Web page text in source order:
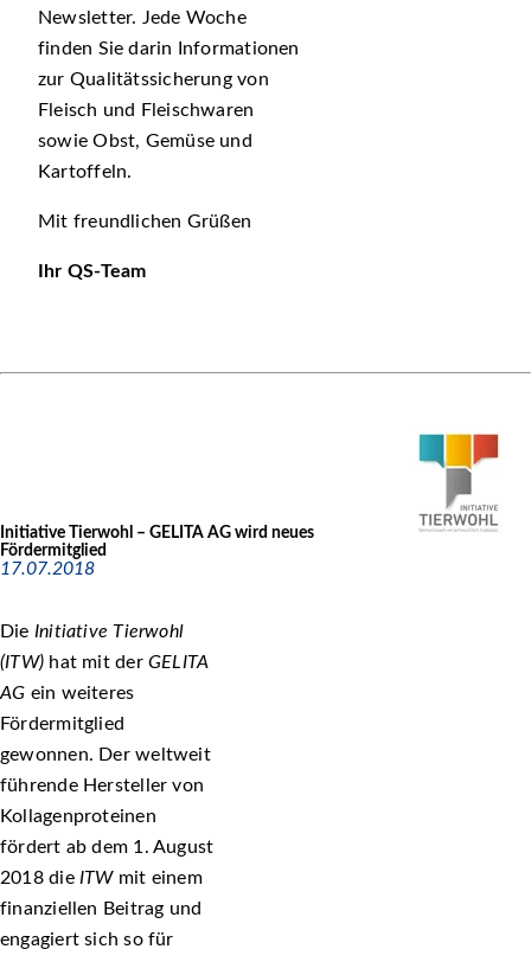
Newsletter. Jede Woche
finden Sie darin Informationen
zur Qualitätssicherung von
Fleisch und Fleischwaren
sowie Obst, Gemüse und
Kartoffeln.
Mit freundlichen Grüßen
Ihr QS-Team
Initiative Tierwohl – GELITA AG wird neues
Fördermitglied
17.07.2018
Die Initiative Tierwohl
(ITW) hat mit der GELITA
AG ein weiteres
Fördermitglied
gewonnen. Der weltweit
führende Hersteller von
Kollagenproteinen
fördert ab dem 1. August
2018 die ITWmit einem
finanziellen Beitrag und
engagiert sich so für